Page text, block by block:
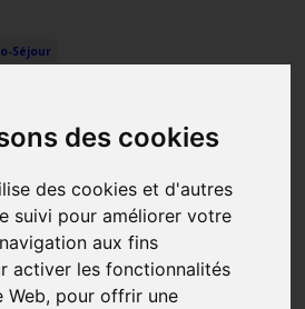
des cookies
des cookies et d'autres
suivi pour améliorer votre
aux fins
activer les fonctionnalités
Web, pour offrir une
Séjour